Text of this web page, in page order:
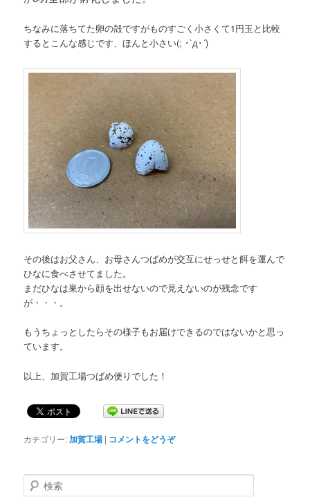
ちなみに落ちてた卵の殻ですがものすごく小さくて1円玉と比較
するとこんな感じです、ほんと小さい(; ･`д･´)
その後はお父さん、お母さんつばめが交互にせっせと餌を運んで
ひなに食べさせてました。
まだひなは巣から顔を出せないので見えないのが残念です
が・・・。
もうちょっとしたらその様子もお届けできるのではないかと思っ
ています。
以上、加賀工場つばめ便りでした！
カテゴリー:加賀工場 | コメントをどうぞ
検
索